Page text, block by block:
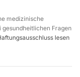
medizinische
gesundheitlichen Fragen
lesen